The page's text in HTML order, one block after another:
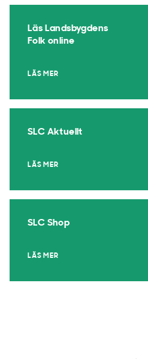
Läs Landsbygdens
Folk online
LÄS MER
SLC Aktuellt
LÄS MER
SLC Shop
LÄS MER